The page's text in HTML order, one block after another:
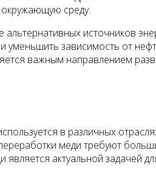
окружающую среду.
источников
зависимость от
важным направлением
в различных
меди требуют
актуальной задачей